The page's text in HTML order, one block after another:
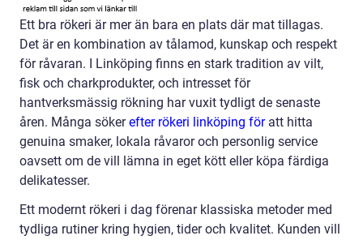
Ett bra rökeri är mer än bara en plats där mat tillagas.
Det är en kombination av tålamod, kunskap och respekt
för råvaran. I Linköping finns en stark tradition av vilt,
fisk och charkprodukter, och intresset för
hantverksmässig rökning har vuxit tydligt de senaste
åren. Många sökerefter rökeri linköping föratt hitta
genuina smaker, lokala råvaror och personlig service
oavsett om de vill lämna in eget kött eller köpa färdiga
delikatesser.
Ett modernt rökeri i dag förenar klassiska metoder med
tydliga rutiner kring hygien, tider och kvalitet. Kunden vill